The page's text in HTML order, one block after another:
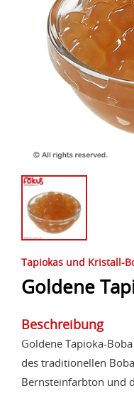
Tapiokas und Kristall-
Goldene
Beschreibung
Goldene Tapioka-
des traditionellen
Bernsteinfarbton und